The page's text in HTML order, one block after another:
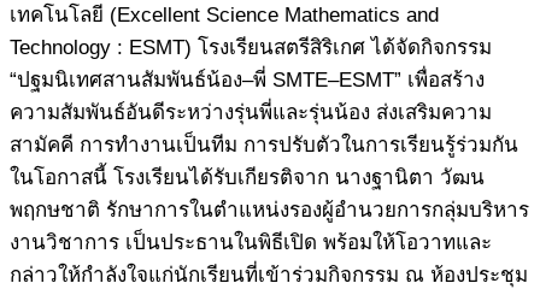
เทคโนโลยี (Excellent Science Mathematics and
Technology : ESMT) โรงเรียนสตรีสิริเกศ ได้จัดกิจกรรม
“ปฐมนิเทศสานสัมพันธ์น้อง–พี่ SMTE–ESMT” เพื่อสร้าง
ความสัมพันธ์อันดีระหว่างรุ่นพี่และรุ่นน้อง ส่งเสริมความ
สามัคคี การทำงานเป็นทีม การปรับตัวในการเรียนรู้ร่วมกัน
ในโอกาสนี้ โรงเรียนได้รับเกียรติจาก นางฐานิตา วัฒน
พฤกษชาติ รักษาการในตำแหน่งรองผู้อำนวยการกลุ่มบริหาร
งานวิชาการ เป็นประธานในพิธีเปิด พร้อมให้โอวาทและ
กล่าวให้กำลังใจแก่นักเรียนที่เข้าร่วมกิจกรรม ณ ห้องประชุม